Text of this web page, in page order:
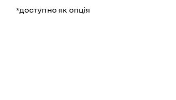
*доступно як опція